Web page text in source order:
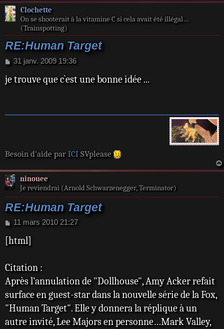
Clochette
On se shooterait à la vitamine C si cela avait été illégal…
(Trainspotting)
RE:Human Target
M
s
e
31 janv. 2009 19:36
je trouve que c`est une bonne idée ...
Besoin d'aide par ICI SVplease
ninouee
Je reviendrai (Arnold Schwarzenegger, Terminator)
RE:Human Target
M
s
g
11 mars 2010 21:27
[html]
Citation :
Après l’annulation de "Dollhouse", Amy Acker refait
surface en guest-star dans la nouvelle série de la Fox,
"Human Target". Elle y donnera la réplique à un
autre invité, Lee Majors en personne…Mark Valley,